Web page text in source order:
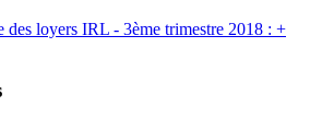
des loyers IRL - 3ème trimestre 2018 : +